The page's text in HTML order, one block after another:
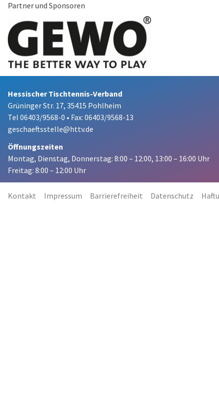
Partner und Sponsoren
Hessischer Tischtennis-Verband
Grüninger Str. 17, 35415 Pohlheim
Tel 06403/9568-0 • Fax: 06403/9568-13
geschaeftsstelle@httv.de
Öffnungszeiten
Montag, Dienstag, Donnerstag: 8:00 – 12:00, 13:00 – 16:00 Uhr
Freitag: 8:00 – 12:00 Uhr
Kontakt Impressum Barrierefreiheit Datenschutz